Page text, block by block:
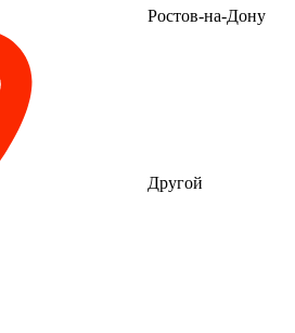
Ростов-на-Дону
Другой